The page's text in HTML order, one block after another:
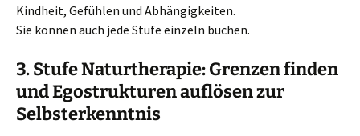
Kindheit, Gefühlen und Abhängigkeiten.
Sie können auch jede Stufe einzeln buchen.
3. Stufe Naturtherapie: Grenzen finden
und Egostrukturen auflösen zur
Selbsterkenntnis